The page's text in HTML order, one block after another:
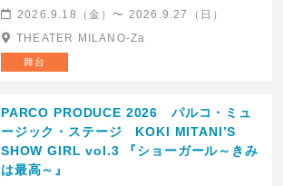
2026.9.18（金）〜 2026.9.27（日）
THEATER MILANO-Za
舞台
PARCO PRODUCE 2026 パルコ・ミュ
ージック・ステージ KOKI MITANI’S
SHOW GIRL vol.3 『ショーガール～きみ
は最高～』